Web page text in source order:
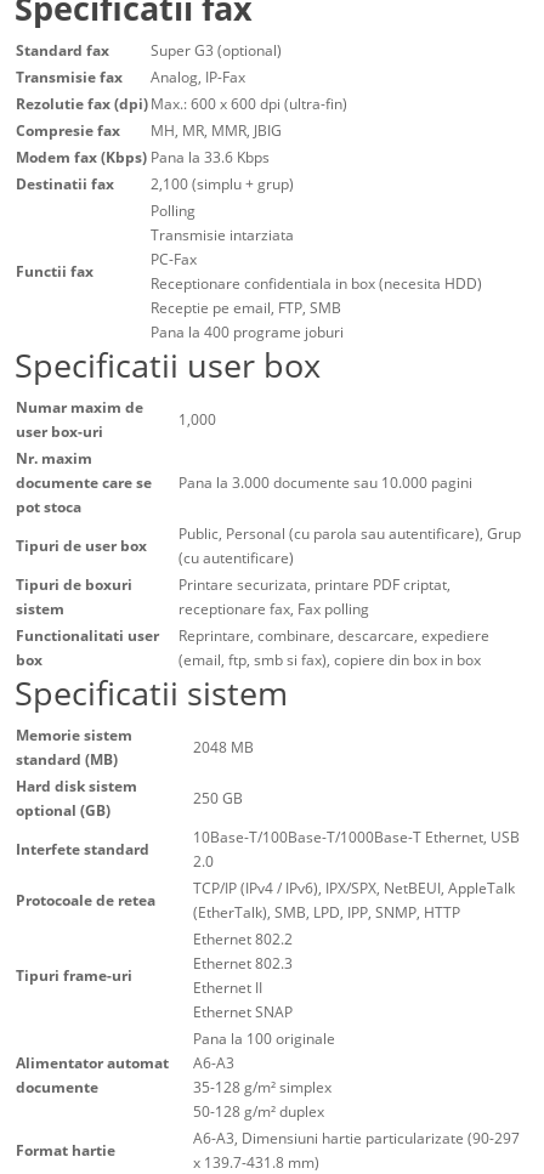
Standard fax
Super G3 (optional)
Transmisie fax
Analog, IP-Fax
Rezolutie fax (dpi)Max.: 600 x 600 dpi (ultra-fin)
Compresie fax
MH, MR, MMR, JBIG
Modem fax (Kbps) Pana la 33.6 Kbps
Destinatii fax
2,100 (simplu + grup)
Functii fax
Polling
Transmisie intarziata
PC-Fax
Receptionare confidentiala in box (necesita HDD)
Receptie pe email, FTP, SMB
Pana la 400 programe joburi
Specificatii user box
Numar maxim de
user box-uri
1,000
Nr. maxim
documente care se
pot stoca
Pana la 3.000 documente sau 10.000 pagini
Tipuri de user box
Public, Personal (cu parola sau autentificare), Grup
(cu autentificare)
Tipuri de boxuri
sistem
Printare securizata, printare PDF criptat,
receptionare fax, Fax polling
Functionalitati user
box
Reprintare, combinare, descarcare, expediere
(email, ftp, smb si fax), copiere din box in box
Specificatii sistem
Memorie sistem
standard (MB)
2048 MB
Hard disk sistem
optional (GB)
250 GB
Interfete standard
10Base-T/100Base-T/1000Base-T Ethernet, USB
2.0
Protocoale de retea
TCP/IP (IPv4 / IPv6), IPX/SPX, NetBEUI, AppleTalk
(EtherTalk), SMB, LPD, IPP, SNMP, HTTP
Tipuri frame-uri
Ethernet 802.2
Ethernet 802.3
Ethernet II
Ethernet SNAP
Alimentator automat
documente
Pana la 100 originale
A6-A3
35-128 g/m² simplex
50-128 g/m² duplex
Format hartie
A6-A3, Dimensiuni hartie particularizate (90-297
x 139.7-431.8 mm)